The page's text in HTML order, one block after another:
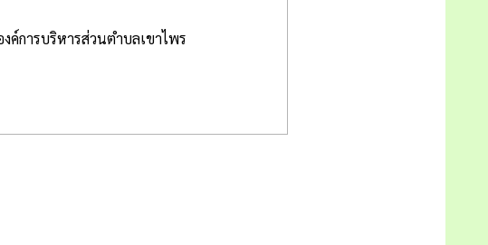
ค์การบริหารส่วนตำบลเขาไพร